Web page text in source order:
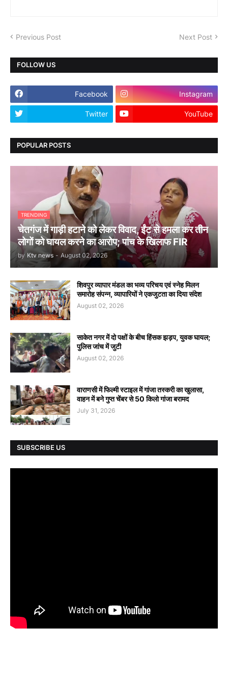
Previous Post Next Post
FOLLOW US
Facebook Instagram
Twitter YouTube
POPULAR POSTS
TRENDING
चेतगंज में गाड़ी हटाने को लेकर विवाद, ईंट से हमला कर तीन
लोगों को घायल करने का आरोप; पांच के खिलाफ FIR
by Ktv news - August 02, 2026
शिवपुर व्यापार मंडल का भव्य परिचय एवं स्नेह मिलन
समारोह संपन्न, व्यापारियों ने एकजुटता का दिया संदेश
August 02, 2026
साकेत नगर में दो पक्षों के बीच हिंसक झड़प, युवक घायल;
पुलिस जांच में जुटी
August 02, 2026
वाराणसी में फिल्मी स्टाइल में गांजा तस्करी का खुलासा,
वाहन में बने गुप्त चेंबर से 50 किलो गांजा बरामद
July 31, 2026
SUBSCRIBE US